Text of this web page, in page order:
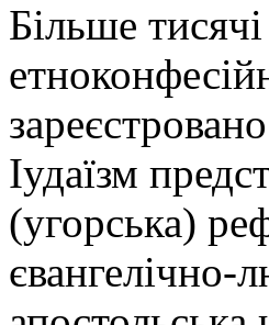
Більше
Іудаїзм
(угорська)
євангелічно-